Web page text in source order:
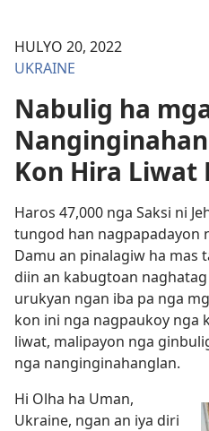
HULYO 20, 2022
UKRAINE
Nabulig ha
Kon Hira
Haros 47,000 nga Saksi ni
tungod han nagpapadayon
Damu an pinalagiw ha mas
diin an kabugtoan
urukyan ngan iba pa nga
kon ini nga nagpaukoy nga
liwat, malipayon nga
nga nanginginahanglan.
Hi Olha ha Uman,
Ukraine, ngan an iya diri